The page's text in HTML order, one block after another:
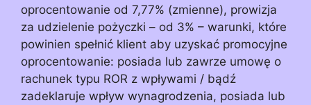
oprocentowanie od 7,77% (zmienne), prowizja
za udzielenie pożyczki – od 3% – warunki, które
powinien spełnić klient aby uzyskać promocyjne
oprocentowanie: posiada lub zawrze umowę o
rachunek typu ROR z wpływami / bądź
zadeklaruje wpływ wynagrodzenia, posiada lub